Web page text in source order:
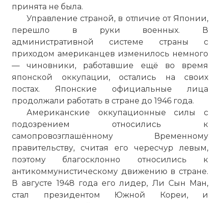
принята не была.
Управление страной, в отличие от Японии,
перешло в руки военных. В
административной системе страны с
приходом американцев изменилось немного
— чиновники, работавшие ещё во время
японской оккупации, остались на своих
постах. Японские официальные лица
продолжали работать в стране до 1946 года.
Американские оккупационные силы с
подозрением относились к
самопровозглашённому Временному
правительству, считая его чересчур левым,
поэтому благосклонно относились к
антикоммунистическому движению в стране.
В августе 1948 года его лидер, Ли Сын Ман,
стал президентом Южной Кореи, и